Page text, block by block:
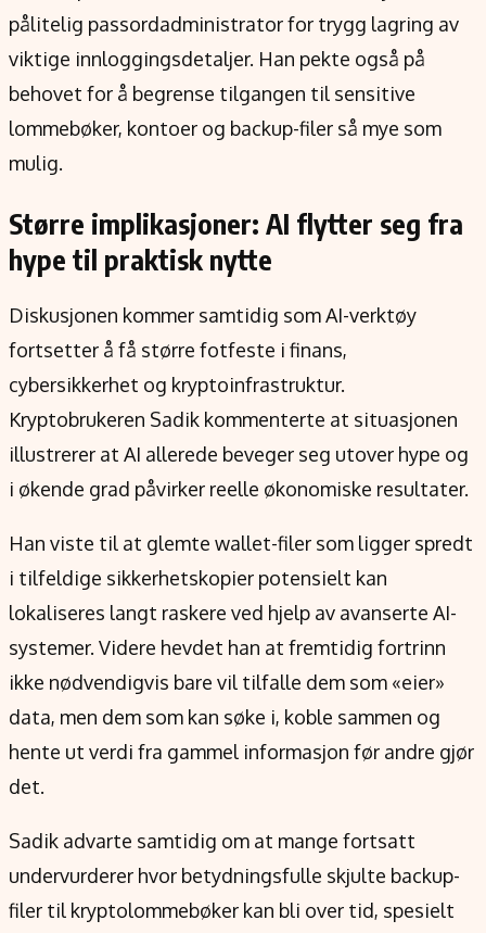
pålitelig passordadministrator for trygg lagring av
viktige innloggingsdetaljer. Han pekte også på
behovet for å begrense tilgangen til sensitive
lommebøker, kontoer og backup-filer så mye som
mulig.
Større implikasjoner: AI flytter seg fra
hype til praktisk nytte
Diskusjonen kommer samtidig som AI-verktøy
fortsetter å få større fotfeste i finans,
cybersikkerhet og kryptoinfrastruktur.
Kryptobrukeren Sadik kommenterte at situasjonen
illustrerer at AI allerede beveger seg utover hype og
i økende grad påvirker reelle økonomiske resultater.
Han viste til at glemte wallet-filer som ligger spredt
i tilfeldige sikkerhetskopier potensielt kan
lokaliseres langt raskere ved hjelp av avanserte AI-
systemer. Videre hevdet han at fremtidig fortrinn
ikke nødvendigvis bare vil tilfalle dem som «eier»
data, men dem som kan søke i, koble sammen og
hente ut verdi fra gammel informasjon før andre gjør
det.
Sadik advarte samtidig om at mange fortsatt
undervurderer hvor betydningsfulle skjulte backup-
filer til kryptolommebøker kan bli over tid, spesielt